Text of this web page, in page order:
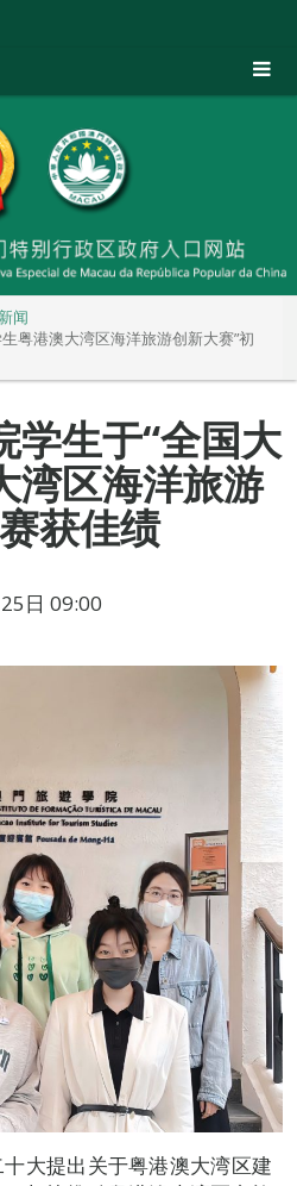
新闻
粤港澳大湾区海洋旅游创新大赛”初
学生于“全国大
湾区海洋旅游
获佳绩
日 09:00
大提出关于粤港澳大湾区建